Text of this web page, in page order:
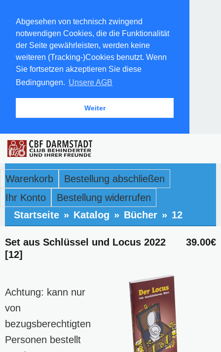
Abgesehen von technisch zwingend
notwendigen Cookies, die die Funktionalität
der Seite gewährleisten, werden keine
weiteren (Tracking-)Cookies benutzt. Wenn
Sie fortsetzen akzeptieren Sie diese
Bedingungen. Unsere AGB
Weiter
Warenkorb
Bestellung abschließen
Ihr Konto
Bestellung widerrufen
Startseite » Katalog » Bücher » 12
39.00€
Set aus Schlüssel und Locus 2022
[12]
Achtung: kann nur
von
bezugsberechtigten
Personen bestellt